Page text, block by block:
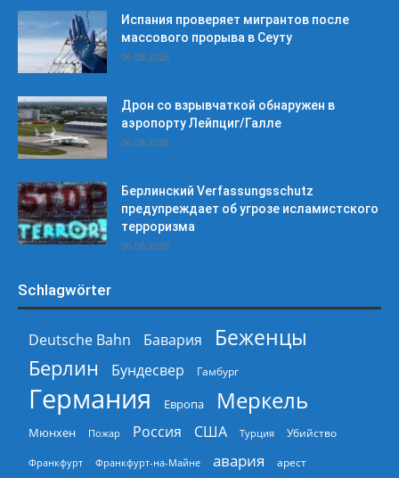
Испания проверяет мигрантов после
массового прорыва в Сеуту
06.08.2026
Дрон со взрывчаткой обнаружен в
аэропорту Лейпциг/Галле
06.08.2026
Берлинский Verfassungsschutz
предупреждает об угрозе исламистского
терроризма
06.08.2026
Schlagwörter
Deutsche Bahn Бавария
Беженцы
Берлин
Бундесвер Гамбург
Германия Европа Меркель
Мюнхен Пожар Россия США Турция Убийство
Франкфурт Франкфурт-на-Майне авария арест